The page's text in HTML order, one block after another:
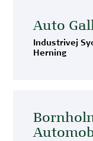
Auto
Industrivej
Herning